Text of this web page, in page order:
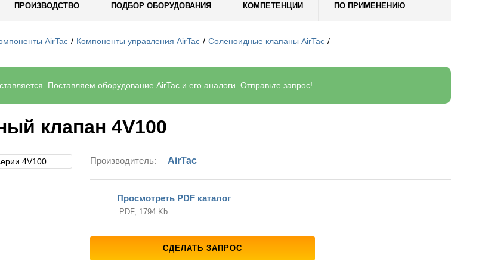
ПРОИЗВОДСТВО ПОДБОР ОБОРУДОВАНИЯ КОМПЕТЕНЦИИ ПО ПРИМЕНЕНИЮ
AirTac Компоненты управления AirTac Соленоидные клапаны AirTac
Поставляем оборудование AirTac и его аналоги. Отправьте запрос!
клапан 4V100
Производитель: AirTac
Просмотреть PDF каталог
.PDF, 1794 Kb
СДЕЛАТЬ ЗАПРОС